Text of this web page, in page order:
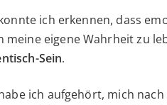
lieben
ich erkennen, dass
eigene Wahrheit zu
Sein.
ich aufgehört, mich